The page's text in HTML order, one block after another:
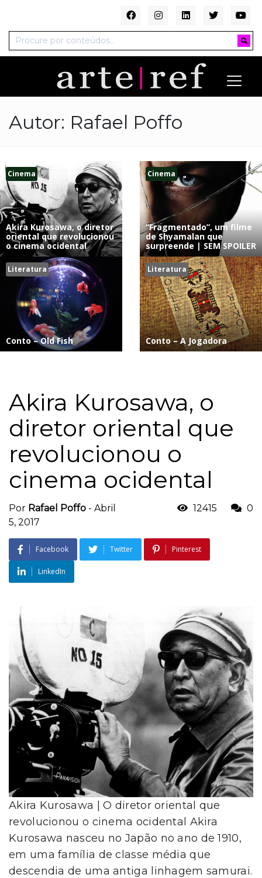
Autor: Rafael Poffo
Cinema
Akira Kurosawa, o diretor
oriental que revolucionou
o cinema ocidental
Cinema
“Fragmentado”, um filme
de Shyamalan que
surpreende | SEM SPOILER
Literatura
Conto – Old Fish
Literatura
Conto – A Jogadora
Akira Kurosawa, o
diretor oriental que
revolucionou o
cinema ocidental
Por Rafael Poffo - Abril
5, 2017
12415 0
Facebook Twitter Pinterest
LinkedIn
Akira Kurosawa | O diretor oriental que
revolucionou o cinema ocidental Akira
Kurosawa nasceu no Japão no ano de 1910,
em uma família de classe média que
descendia de uma antiga linhagem samurai.